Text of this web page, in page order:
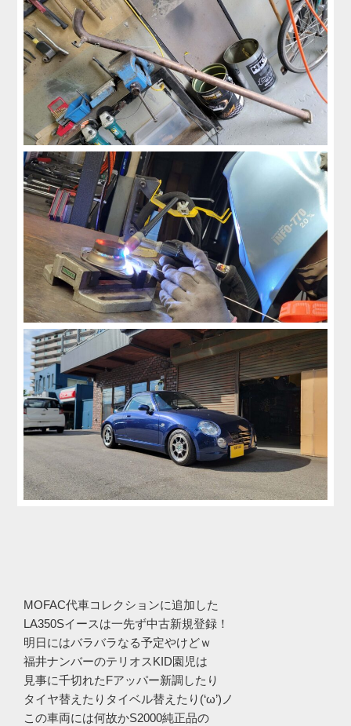
MOFAC代車コレクションに追加した
LA350Sイースは一先ず中古新規登録！
明日にはバラバラなる予定やけどｗ
福井ナンバーのテリオスKID園児は
見事に千切れたFアッパー新調したり
タイヤ替えたりタイベル替えたり(‘ω’)ノ
この車両には何故かS2000純正品の